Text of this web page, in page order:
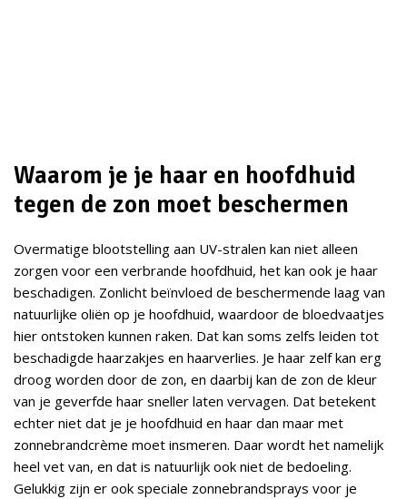
Waarom je je haar en hoofdhuid
tegen de zon moet beschermen
Overmatige blootstelling aan UV-stralen kan niet alleen
zorgen voor een verbrande hoofdhuid, het kan ook je haar
beschadigen. Zonlicht beïnvloed de beschermende laag van
natuurlijke oliën op je hoofdhuid, waardoor de bloedvaatjes
hier ontstoken kunnen raken. Dat kan soms zelfs leiden tot
beschadigde haarzakjes en haarverlies. Je haar zelf kan erg
droog worden door de zon, en daarbij kan de zon de kleur
van je geverfde haar sneller laten vervagen. Dat betekent
echter niet dat je je hoofdhuid en haar dan maar met
zonnebrandcrème moet insmeren. Daar wordt het namelijk
heel vet van, en dat is natuurlijk ook niet de bedoeling.
Gelukkig zijn er ook speciale zonnebrandsprays voor je